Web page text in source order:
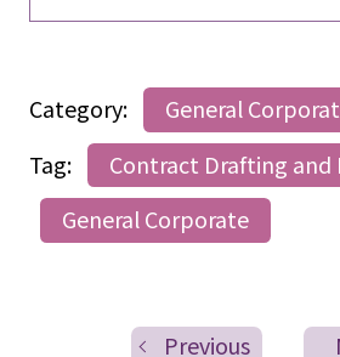
Category:
General
Tag:
Contract Drafting and
General Corporate
Previous